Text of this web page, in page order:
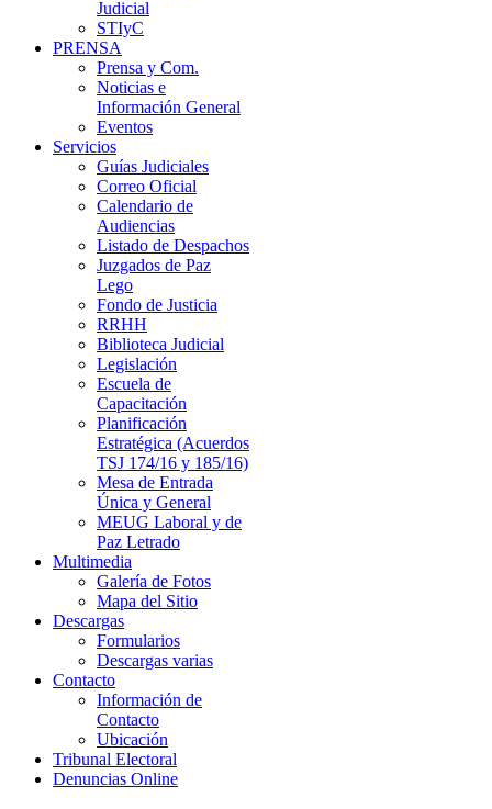
Judicial
STIyC
PRENSA
Prensa y Com.
Noticias e
Información General
Eventos
Servicios
Guías Judiciales
Correo Oficial
Calendario de
Audiencias
Listado de Despachos
Juzgados de Paz
Lego
Fondo de Justicia
RRHH
Biblioteca Judicial
Legislación
Escuela de
Capacitación
Planificación
Estratégica (Acuerdos
TSJ 174/16 y 185/16)
Mesa de Entrada
Única y General
MEUG Laboral y de
Paz Letrado
Multimedia
Galería de Fotos
Mapa del Sitio
Descargas
Formularios
Descargas varias
Contacto
Información de
Contacto
Ubicación
Tribunal Electoral
Denuncias Online